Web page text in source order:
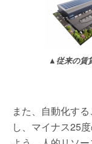
▲従来の賃
また、自動化す
し、マイナス25